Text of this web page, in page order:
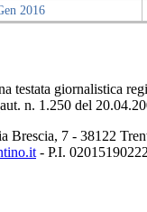
2016
testata giornalistica
n. 1.250 del
Brescia, 7 - 38122
- P.I. 02015190222